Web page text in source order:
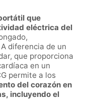
que
eléctrica del
A diferencia de un
que proporciona
en un
permite a los
del corazón en
incluyendo el